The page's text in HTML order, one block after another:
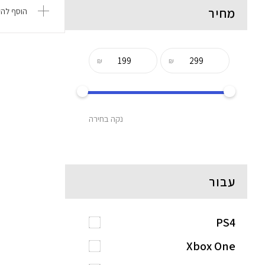
הוסף מחיר
₪
₪
נקה בחירה
עבור
PS4
Xbox One